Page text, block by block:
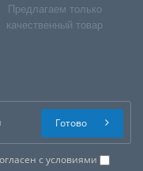
Предлагаем только
качественный товар
с условиями
Готово